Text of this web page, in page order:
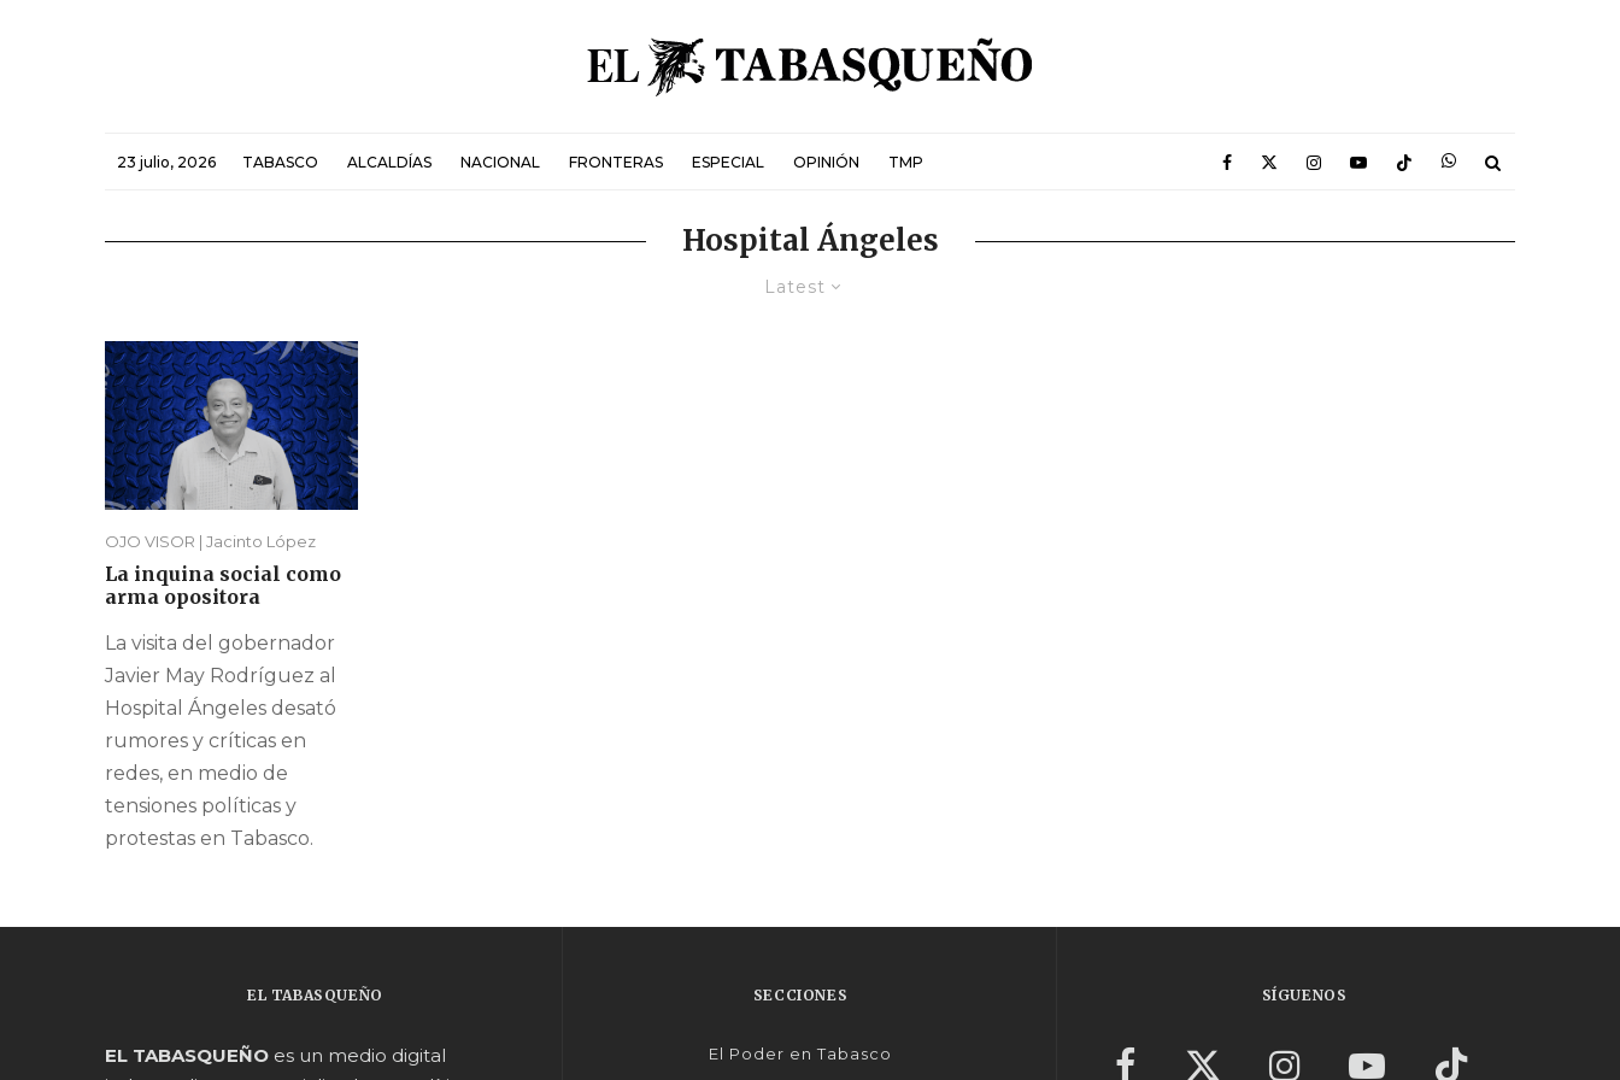
23 julio, 2026 TABASCO ALCALDÍAS NACIONAL FRONTERAS ESPECIAL OPINIÓN TMP
Hospital Ángeles
Latest
OJO VISOR | Jacinto López
La inquina social como
arma opositora
La visita del gobernador
Javier May Rodríguez al
Hospital Ángeles desató
rumores y críticas en
redes, en medio de
tensiones políticas y
protestas en Tabasco.
EL TABASQUEÑO
EL TABASQUEÑO es un medio digital
SECCIONES
El Poder en Tabasco
SÍGUENOS